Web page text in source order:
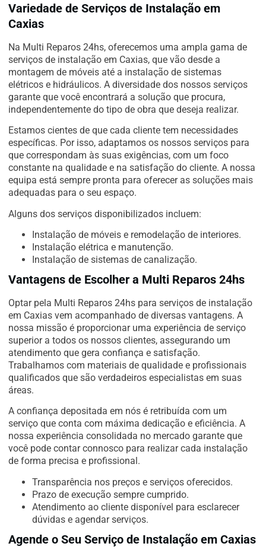
Variedade de Serviços de Instalação em
Caxias
Na Multi Reparos 24hs, oferecemos uma ampla gama de
serviços de instalação em Caxias, que vão desde a
montagem de móveis até a instalação de sistemas
elétricos e hidráulicos. A diversidade dos nossos serviços
garante que você encontrará a solução que procura,
independentemente do tipo de obra que deseja realizar.
Estamos cientes de que cada cliente tem necessidades
específicas. Por isso, adaptamos os nossos serviços para
que correspondam às suas exigências, com um foco
constante na qualidade e na satisfação do cliente. A nossa
equipa está sempre pronta para oferecer as soluções mais
adequadas para o seu espaço.
Alguns dos serviços disponibilizados incluem:
Instalação de móveis e remodelação de interiores.
Instalação elétrica e manutenção.
Instalação de sistemas de canalização.
Vantagens de Escolher a Multi Reparos 24hs
Optar pela Multi Reparos 24hs para serviços de instalação
em Caxias vem acompanhado de diversas vantagens. A
nossa missão é proporcionar uma experiência de serviço
superior a todos os nossos clientes, assegurando um
atendimento que gera confiança e satisfação.
Trabalhamos com materiais de qualidade e profissionais
qualificados que são verdadeiros especialistas em suas
áreas.
A confiança depositada em nós é retribuída com um
serviço que conta com máxima dedicação e eficiência. A
nossa experiência consolidada no mercado garante que
você pode contar connosco para realizar cada instalação
de forma precisa e profissional.
Transparência nos preços e serviços oferecidos.
Prazo de execução sempre cumprido.
Atendimento ao cliente disponível para esclarecer
dúvidas e agendar serviços.
Agende o Seu Serviço de Instalação em Caxias